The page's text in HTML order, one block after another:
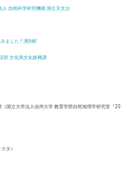
自然科学研究機構 国立天文台
ました / 湧別町
部 文化局文化振興課
国立大学法人信州大学 教育学部自然地理学研究室『20
タ）